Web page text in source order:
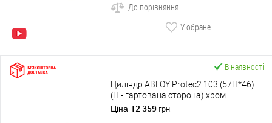
До порівняння
У обране
В наявності
Циліндр ABLOY Protec2 103 (57H*46)
(H - гартована сторона) хром
полірований
Ціна 12 359 грн.